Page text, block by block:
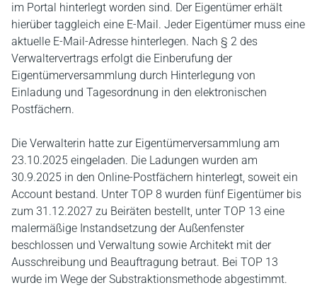
im Portal hinterlegt worden sind. Der Eigentümer erhält
hierüber taggleich eine E‑Mail. Jeder Eigentümer muss eine
aktuelle E‑Mail-Adresse hinterlegen. Nach § 2 des
Verwaltervertrags erfolgt die Einberufung der
Eigentümerversammlung durch Hinterlegung von
Einladung und Tagesordnung in den elektronischen
Postfächern.
Die Verwalterin hatte zur Eigentümerversammlung am
23.10.2025 eingeladen. Die Ladungen wurden am
30.9.2025 in den Online-Postfächern hinterlegt, soweit ein
Account bestand. Unter TOP 8 wurden fünf Eigentümer bis
zum 31.12.2027 zu Beiräten bestellt, unter TOP 13 eine
malermäßige Instandsetzung der Außenfenster
beschlossen und Verwaltung sowie Architekt mit der
Ausschreibung und Beauftragung betraut. Bei TOP 13
wurde im Wege der Substraktionsmethode abgestimmt.